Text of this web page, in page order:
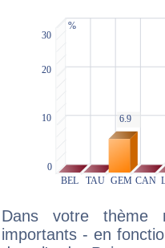
Dans votre thème
importants - en